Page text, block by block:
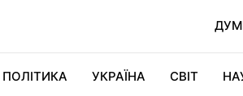
ПОЛІТИКА УКРАЇНА СВІТ